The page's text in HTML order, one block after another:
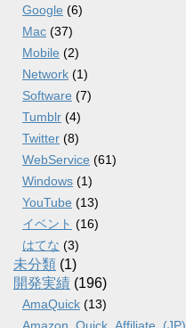
Google (6)
Mac (37)
Mobile (2)
Network (1)
Software (7)
Tumblr (4)
Twitter (8)
WebService (61)
Windows (1)
YouTube (13)
イベント (16)
はてな (3)
未分類 (1)
開発実績 (196)
AmaQuick (13)